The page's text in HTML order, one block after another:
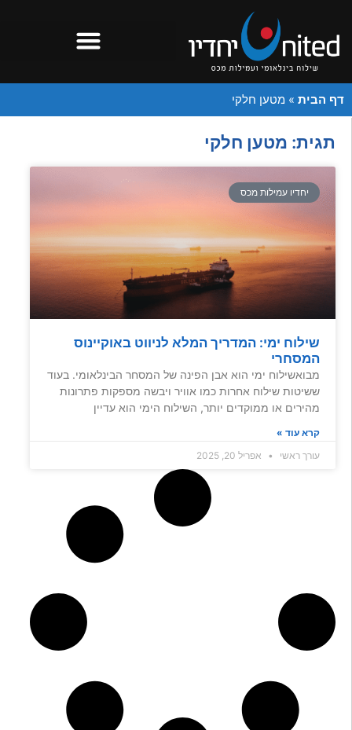
דף הבית » מטען חלקי
תגית: מטען חלקי
יחדיו עמילות מכס
שילוח ימי: המדריך המלא לניווט באוקיינוס
המסחרי
מבואשילוח ימי הוא אבן הפינה של המסחר הבינלאומי. בעוד
ששיטות שילוח אחרות כמו אוויר ויבשה מספקות פתרונות
מהירים או ממוקדים יותר, השילוח הימי הוא עדיין
קרא עוד »
עורך ראשי
אפריל 20, 2025